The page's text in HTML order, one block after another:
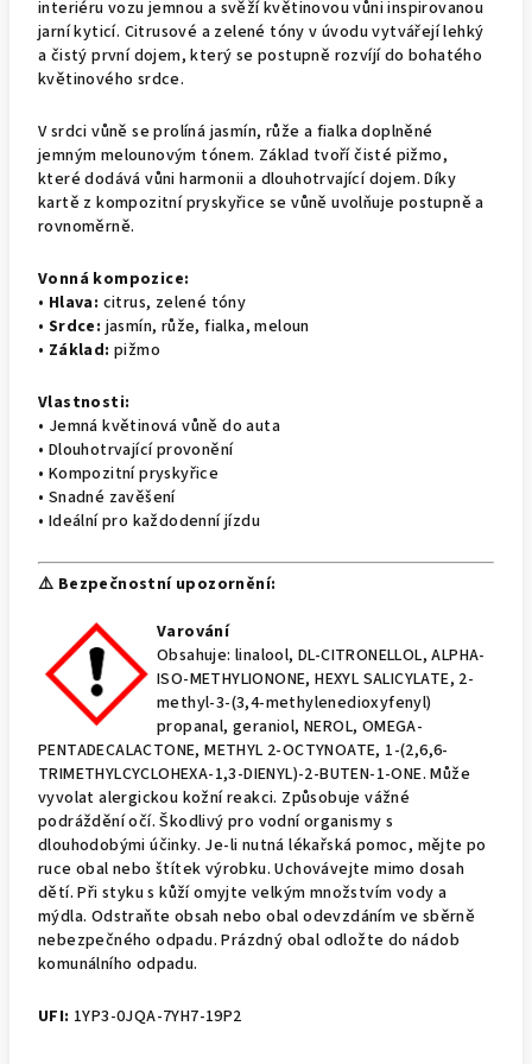
interiéru vozu jemnou a svěží květinovou vůni inspirovanou
jarní kyticí. Citrusové a zelené tóny v úvodu vytvářejí lehký
a čistý první dojem, který se postupně rozvíjí do bohatého
květinového srdce.
V srdci vůně se prolíná jasmín, růže a fialka doplněné
jemným melounovým tónem. Základ tvoří čisté pižmo,
které dodává vůni harmonii a dlouhotrvající dojem. Díky
kartě z kompozitní pryskyřice se vůně uvolňuje postupně a
rovnoměrně.
Vonná kompozice:
• Hlava: citrus, zelené tóny
• Srdce: jasmín, růže, fialka, meloun
• Základ: pižmo
Vlastnosti:
• Jemná květinová vůně do auta
• Dlouhotrvající provonění
• Kompozitní pryskyřice
• Snadné zavěšení
• Ideální pro každodenní jízdu
⚠️ Bezpečnostní upozornění:
Varování
Obsahuje: linalool, DL-CITRONELLOL, ALPHA-
ISO-METHYLIONONE, HEXYL SALICYLATE, 2-
methyl-3-(3,4-methylenedioxyfenyl)
propanal, geraniol, NEROL, OMEGA-
PENTADECALACTONE, METHYL 2-OCTYNOATE, 1-(2,6,6-
TRIMETHYLCYCLOHEXA-1,3-DIENYL)-2-BUTEN-1-ONE. Může
vyvolat alergickou kožní reakci. Způsobuje vážné
podráždění očí. Škodlivý pro vodní organismy s
dlouhodobými účinky. Je-li nutná lékařská pomoc, mějte po
ruce obal nebo štítek výrobku. Uchovávejte mimo dosah
dětí. Při styku s kůží omyjte velkým množstvím vody a
mýdla. Odstraňte obsah nebo obal odevzdáním ve sběrně
nebezpečného odpadu. Prázdný obal odložte do nádob
komunálního odpadu.
UFI: 1YP3-0JQA-7YH7-19P2